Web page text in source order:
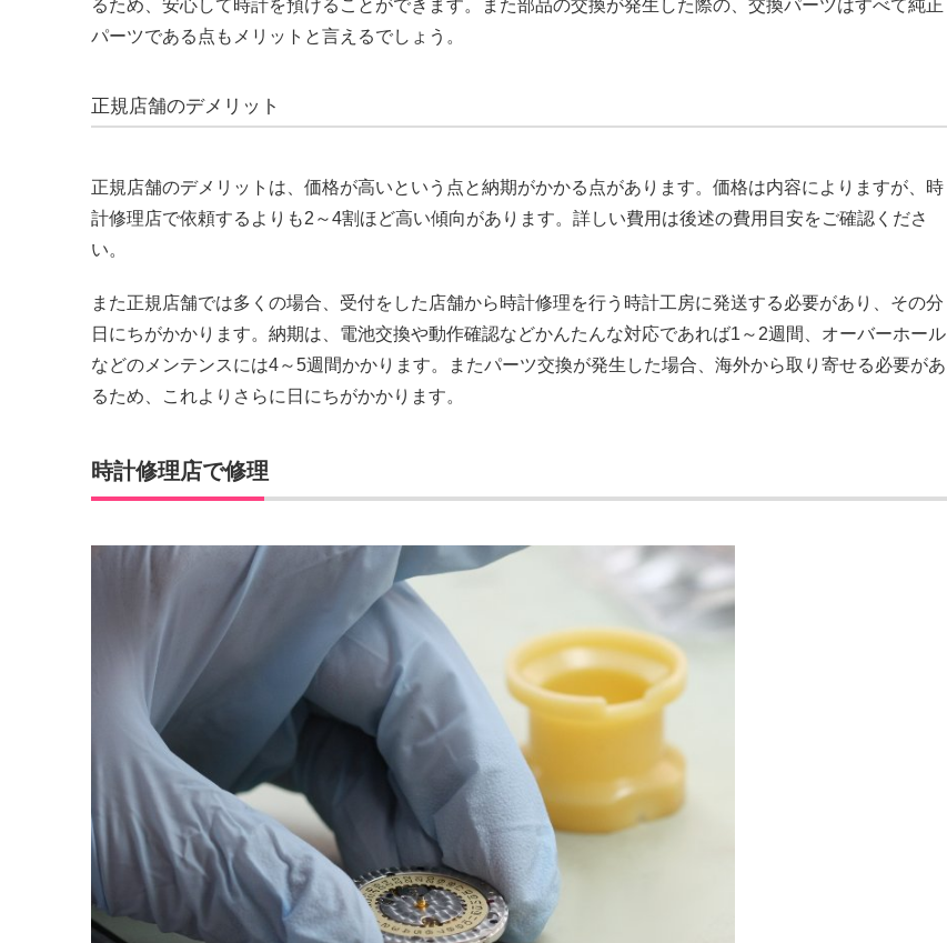
るため、安心して時計を預けることができます。また部品の交換が発生した際の、交換パーツはすべて純正
パーツである点もメリットと言えるでしょう。
正規店舗のデメリット
正規店舗のデメリットは、価格が高いという点と納期がかかる点があります。価格は内容によりますが、時
計修理店で依頼するよりも2～4割ほど高い傾向があります。詳しい費用は後述の費用目安をご確認くださ
い。
また正規店舗では多くの場合、受付をした店舗から時計修理を行う時計工房に発送する必要があり、その分
日にちがかかります。納期は、電池交換や動作確認などかんたんな対応であれば1～2週間、オーバーホール
などのメンテンスには4～5週間かかります。またパーツ交換が発生した場合、海外から取り寄せる必要があ
るため、これよりさらに日にちがかかります。
時計修理店で修理